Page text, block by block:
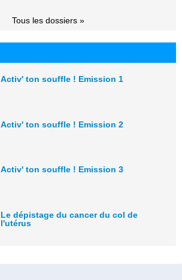
Tous les dossiers »
Activ' ton souffle ! Emission 1
Activ' ton souffle ! Emission 2
Activ' ton souffle ! Emission 3
Le dépistage du cancer du col de
l'utérus